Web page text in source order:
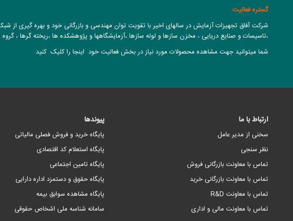
گستره فعالیت
شرکت آفاق تجهیزات آزمایش در سالهای اخیر با تقویت توان مهندسی و بازرگانی خود و بهره گیری از
،تاسیسات و صنایع دریایی ، مخزن سازها و لوله سازها ،آزمایشگاهها و پژوهشکده ها ،ریخته گرها ،
شما میتوانید جهت مشاهده محصولات مورد نیاز در بخش فعالیت خود اینجا را کلیک کنید
پیوندها
پایگاه خرید و فروش فصلی مالیاتی
پایگاه استعلام کد اقتصادی
پایگاه تامین اجتماعی
پایگاه حقوق و دستمزد اداره دارایی
پایگاه مشاهده سوابق بیمه
سامانه شناسه ملی اشخاص حقوقی
ارتباط با ما
سخنی از مدیر عامل
نظر سنجی
تماس با معاونت بازرگانی فروش
تماس با معاونت بازرگانی خرید
تماس با معاونت R&D
تماس با معاونت مالی و اداری